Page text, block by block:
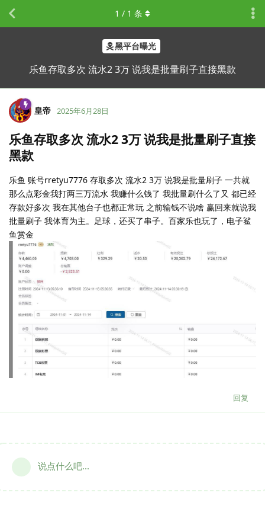
黑平台曝光
乐鱼存取多次 流水2 3万 说我是批量刷子直接黑款
1 / 1 条
皇帝 2025年6月28日
乐鱼存取多次 流水2 3万 说我是批量刷子直接
黑款
乐鱼 账号rretyu7776 存取多次 流水2 3万 说我是批量刷子 一共就
那么点彩金我打两三万流水 我赚什么钱了 我批量刷什么了又 都已经
存款好多次 我在其他台子也都正常玩 之前输钱不说啥 赢回来就说我
批量刷子 我体育为主。足球，还买了串子。百家乐也玩了，电子鲨
鱼赏金
回复
说点什么吧...